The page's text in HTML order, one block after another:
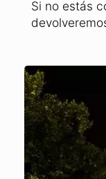
Si no estás